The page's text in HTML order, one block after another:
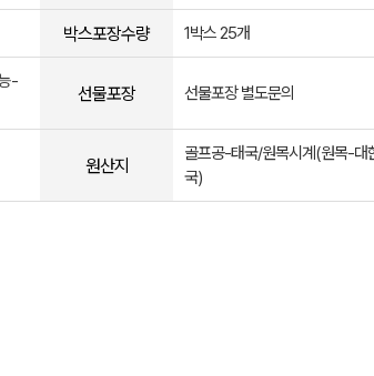
박스포장수량 1박스 25개
-
선물포장 선물포장 별도문의
원산지
골프공-태국/원목시계(원목-대
국)